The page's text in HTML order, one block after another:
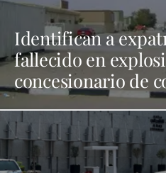
Identifican a
fallecido en
concesionario de